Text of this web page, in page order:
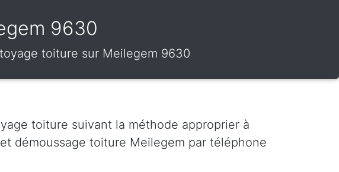
9630
toiture sur Meilegem 9630
toiture suivant la méthode approprier à
démoussage toiture Meilegem par téléphone